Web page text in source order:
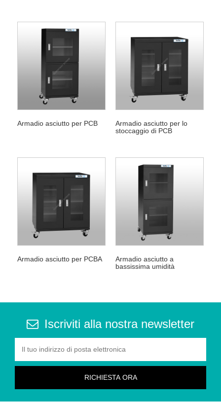
Armadio asciutto per PCB
Armadio asciutto per lo
stoccaggio di PCB
Armadio asciutto per PCBA
Armadio asciutto a
bassissima umidità
Iscriviti alla nostra newsletter